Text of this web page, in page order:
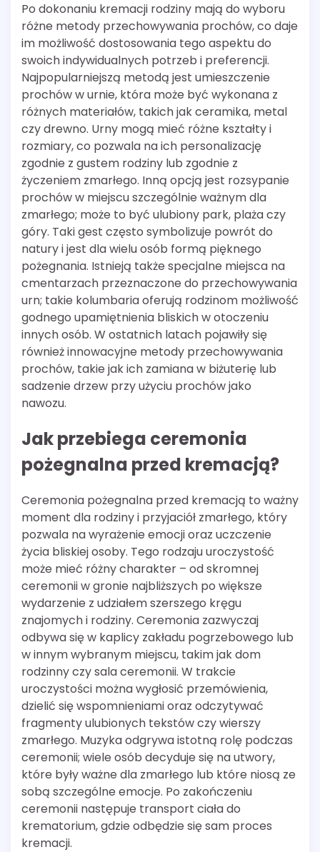
Po dokonaniu kremacji rodziny mają do wyboru
różne metody przechowywania prochów, co daje
im możliwość dostosowania tego aspektu do
swoich indywidualnych potrzeb i preferencji.
Najpopularniejszą metodą jest umieszczenie
prochów w urnie, która może być wykonana z
różnych materiałów, takich jak ceramika, metal
czy drewno. Urny mogą mieć różne kształty i
rozmiary, co pozwala na ich personalizację
zgodnie z gustem rodziny lub zgodnie z
życzeniem zmarłego. Inną opcją jest rozsypanie
prochów w miejscu szczególnie ważnym dla
zmarłego; może to być ulubiony park, plaża czy
góry. Taki gest często symbolizuje powrót do
natury i jest dla wielu osób formą pięknego
pożegnania. Istnieją także specjalne miejsca na
cmentarzach przeznaczone do przechowywania
urn; takie kolumbaria oferują rodzinom możliwość
godnego upamiętnienia bliskich w otoczeniu
innych osób. W ostatnich latach pojawiły się
również innowacyjne metody przechowywania
prochów, takie jak ich zamiana w biżuterię lub
sadzenie drzew przy użyciu prochów jako
nawozu.
Jak przebiega ceremonia
pożegnalna przed kremacją?
Ceremonia pożegnalna przed kremacją to ważny
moment dla rodziny i przyjaciół zmarłego, który
pozwala na wyrażenie emocji oraz uczczenie
życia bliskiej osoby. Tego rodzaju uroczystość
może mieć różny charakter – od skromnej
ceremonii w gronie najbliższych po większe
wydarzenie z udziałem szerszego kręgu
znajomych i rodziny. Ceremonia zazwyczaj
odbywa się w kaplicy zakładu pogrzebowego lub
w innym wybranym miejscu, takim jak dom
rodzinny czy sala ceremonii. W trakcie
uroczystości można wygłosić przemówienia,
dzielić się wspomnieniami oraz odczytywać
fragmenty ulubionych tekstów czy wierszy
zmarłego. Muzyka odgrywa istotną rolę podczas
ceremonii; wiele osób decyduje się na utwory,
które były ważne dla zmarłego lub które niosą ze
sobą szczególne emocje. Po zakończeniu
ceremonii następuje transport ciała do
krematorium, gdzie odbędzie się sam proces
kremacji.